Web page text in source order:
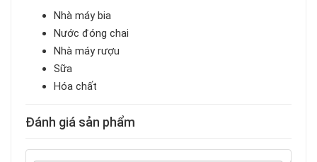
Nhà máy bia
Nước đóng chai
Nhà máy rượu
Sữa
Hóa chất
Đánh giá sản phẩm